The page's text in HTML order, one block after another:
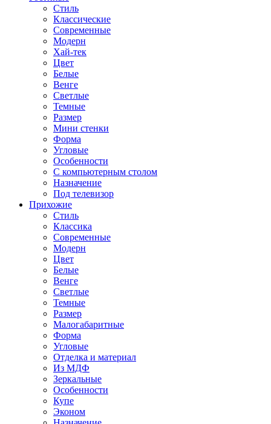
Стиль
Классические
Современные
Модерн
Хай-тек
Цвет
Белые
Венге
Светлые
Темные
Размер
Мини стенки
Форма
Угловые
Особенности
С компьютерным столом
Назначение
Под телевизор
Прихожие
Стиль
Классика
Современные
Модерн
Цвет
Белые
Венге
Светлые
Темные
Размер
Малогабаритные
Форма
Угловые
Отделка и материал
Из МДФ
Зеркальные
Особенности
Купе
Эконом